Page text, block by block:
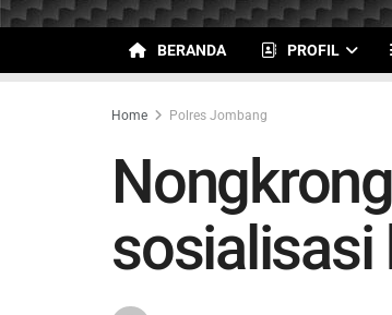
BERANDA PROFIL
Home Polres Jombang